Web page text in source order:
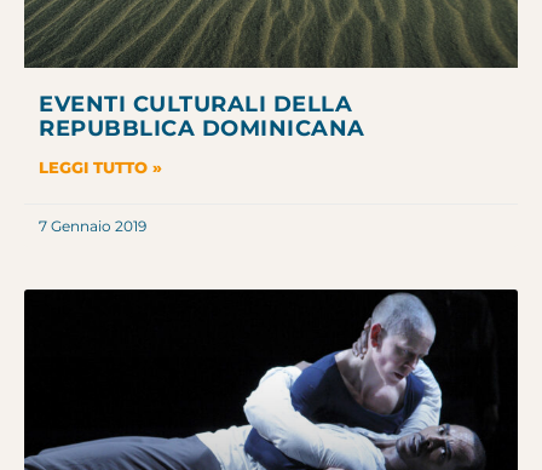
EVENTI CULTURALI DELLA
REPUBBLICA DOMINICANA
LEGGI TUTTO »
7 Gennaio 2019